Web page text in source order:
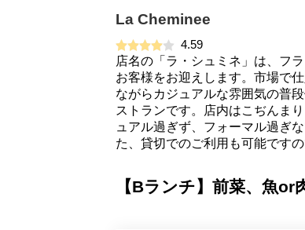
La Cheminee
4.59
店名の「ラ・シュミネ」は、フ
お客様をお迎えします。市場で
ながらカジュアルな雰囲気の普
ストランです。店内はこぢんま
ュアル過ぎず、フォーマル過ぎ
た、貸切でのご利用も可能です
【Bランチ】前菜、魚